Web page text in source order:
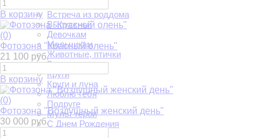
Встреча из роддома
Выпускной
Девочкам
Мальчикам
Животные, птички
Звезды
Круги
Круги и луна
Люблю тебя
Подруге
Мульт герои
С Днем Рождения
В корзину
(0)
Фотозона "Красный олень"
21 100 руб.
В корзину
(0)
Фотозона "Воздушный женский день"
30 000 руб.